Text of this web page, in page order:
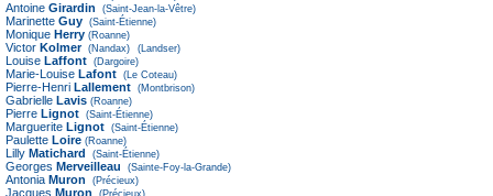
Antoine Girardin (Saint-Jean-la-Vêtre)
Marinette Guy (Saint-Étienne)
Monique Herry (Roanne)
Victor Kolmer (Nandax) (Landser)
Louise Laffont (Dargoire)
Marie-Louise Lafont (Le Coteau)
Pierre-Henri Lallement (Montbrison)
Gabrielle Lavis (Roanne)
Pierre Lignot (Saint-Étienne)
Marguerite Lignot (Saint-Étienne)
Paulette Loire (Roanne)
Lilly Matichard (Saint-Étienne)
Georges Merveilleau (Sainte-Foy-la-Grande)
Antonia Muron (Précieux)
Jacques Muron